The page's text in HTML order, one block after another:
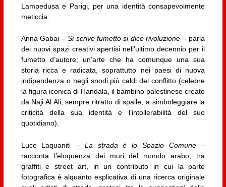
Lampedusa e Parigi, per una identità consapevolmente
meticcia.
Anna Gabai –Si scrive fumetto si dice rivoluzione – parla
dei nuovi spazi creativi apertisi nell’ultimo decennio per il
fumetto d’autore; un’arte che ha comunque una sua
storia ricca e radicata, soprattutto nei paesi di nuova
indipendenza o negli snodi più caldi del conflitto (celebre
la figura iconica di Handala, il bambino palestinese creato
da Naji Al Ali, sempre ritratto di spalle, a simboleggiare la
criticità della sua identità e l’intollerabilità del suo
quotidiano).
Luce Laquaniti – La strada è lo Spazio Comune–
racconta l’eloquenza dei muri del mondo arabo, tra
graffiti e street art, in un contributo in cui la parte
fotografica è alquanto esplicativa di una ricerca originale